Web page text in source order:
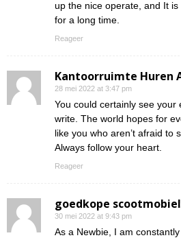
up the nice operate, and It
for a long time.
Reageer
Kantoorruimte Huren
28 mei 2022 at 3:47 pm
You could certainly see your
write. The world hopes for
like you who aren’t afraid to
Always follow your heart.
Reageer
goedkope
30 mei 2022 at 9:43 pm
As a Newbie, I am